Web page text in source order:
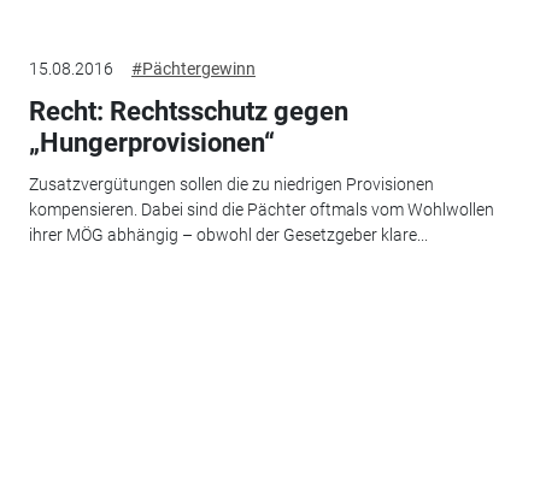
15.08.2016 #Pächtergewinn
Recht: Rechtsschutz gegen
„Hungerprovisionen“
Zusatzvergütungen sollen die zu niedrigen Provisionen
kompensieren. Dabei sind die Pächter oftmals vom Wohlwollen
ihrer MÖG abhängig – obwohl der Gesetzgeber klare...